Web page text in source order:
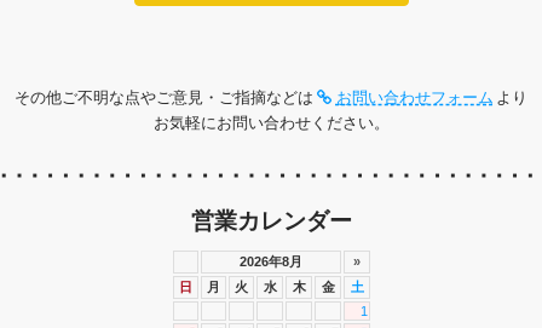
その他ご不明な点やご意見・ご指摘などは お問い合わせフォーム より
お気軽にお問い合わせください。
営業カレンダー